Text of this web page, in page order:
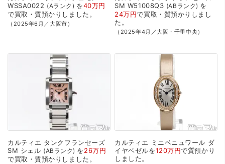
WSSA0022
Aランク を40万円
で買取・質預かり しました。
（2025年6月／大阪市）
SM W51008Q3 ABランク を
24万円で買取・質預かり しまし
た。
（2025年4月／大阪・千里中央）
カルティエ タンクフランセーズ
SM シェル ABランク を26万円
で買取・質預かり しました。
カルティエ ミニベニュワール ダ
イヤベゼルを120万円で質預かり
しました。